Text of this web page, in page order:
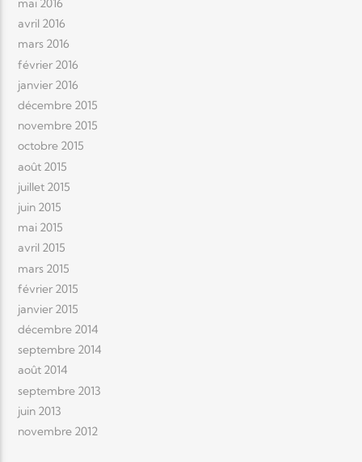
mai 2016
avril 2016
mars 2016
février 2016
janvier 2016
décembre 2015
novembre 2015
octobre 2015
août 2015
juillet 2015
juin 2015
mai 2015
avril 2015
mars 2015
février 2015
janvier 2015
décembre 2014
septembre 2014
août 2014
septembre 2013
juin 2013
novembre 2012